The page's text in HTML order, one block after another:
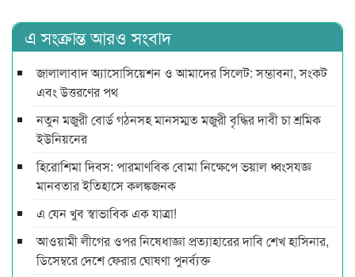
এ সংক্রান্ত আরও সংবাদ
জালালাবাদ অ্যাসোসিয়েশন ও আমাদের সিলেট: সম্ভাবনা, সংকট
এবং উত্তরণের পথ
নতুন মজুরী বোর্ড গঠনসহ মানসম্মত মজুরী বৃদ্ধির দাবী চা শ্রমিক
ইউনিয়নের
হিরোশিমা দিবস: পারমাণবিক বোমা নিক্ষেপে ভয়াল ধ্বংসযজ্ঞ
মানবতার ইতিহাসে কলঙ্কজনক
এ যেন খুব স্বাভাবিক এক যাত্রা!
আওয়ামী লীগের ওপর নিষেধাজ্ঞা প্রত্যাহারের দাবি শেখ হাসিনার,
ডিসেম্বরে দেশে ফেরার ঘোষণা পুনর্ব্যক্ত